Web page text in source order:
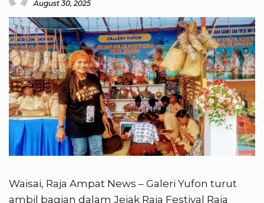
August 30, 2025
Waisai, Raja Ampat News – Galeri Yufon turut
ambil bagian dalam Jejak Raja Festival Raja